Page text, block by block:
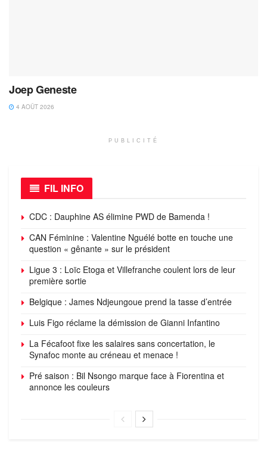
Joep Geneste
4 AOÛT 2026
PUBLICITÉ
FIL INFO
CDC : Dauphine AS élimine PWD de Bamenda !
CAN Féminine : Valentine Nguélé botte en touche une
question « gênante » sur le président
Ligue 3 : Loïc Etoga et Villefranche coulent lors de leur
première sortie
Belgique : James Ndjeungoue prend la tasse d’entrée
Luis Figo réclame la démission de Gianni Infantino
La Fécafoot fixe les salaires sans concertation, le
Synafoc monte au créneau et menace !
Pré saison : Bil Nsongo marque face à Fiorentina et
annonce les couleurs